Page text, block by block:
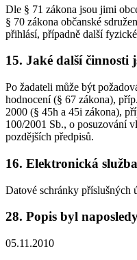
Dle § 71 zákona jsou jimi
§ 70 zákona občanské
přihlásí, případně další
15. Jaké další činnosti
Po žadateli může být
hodnocení (§ 67 zákona),
2000 (§ 45h a 45i zákona),
100/2001 Sb., o posuzování
pozdějších předpisů.
16. Elektronická
Datové schránky příslušných
28. Popis byl
05.11.2010